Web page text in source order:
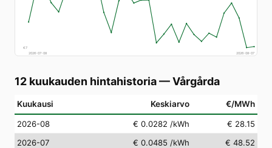
€7
2026-07-08
2026-08-07
12 kuukauden hintahistoria—Vårgårda
Kuukausi Keskiarvo €/MWh
2026-08 € 0.0282 /kWh
€ 28.15
2026-07
€ 0.0485 /kWh
€ 48.52